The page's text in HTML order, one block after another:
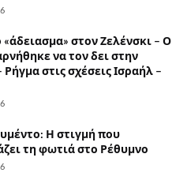
στον Ζελένσκι – Ο
να τον δει στην
στις σχέσεις Ισραήλ –
Η στιγμή που
τη φωτιά στο Ρέθυμνο